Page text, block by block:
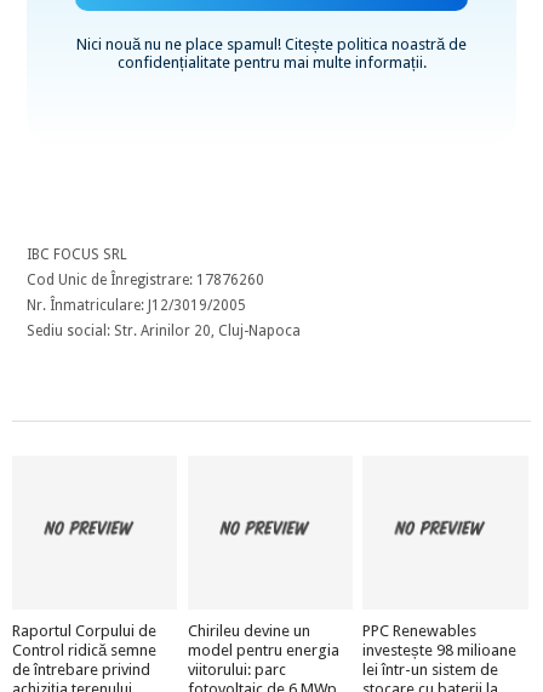
Nici nouă nu ne place spamul! Citește politica noastră de
confidențialitatepentru mai multe informații.
IBC FOCUS SRL
Cod Unic de Înregistrare: 17876260
Nr. Înmatriculare: J12/3019/2005
Sediu social: Str. Arinilor 20, Cluj-Napoca
Raportul Corpului de
Control ridică semne
de întrebare privind
Chirileu devine un
model pentru energia
viitorului: parc
PPC Renewables
investește 98 milioane
lei într-un sistem de